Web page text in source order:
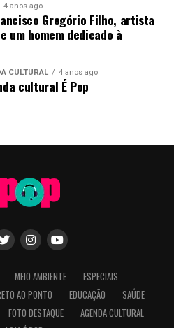
4 anos ago
Gregório Filho, artista
um homem dedicado à
CULTURAL 4 anos ago
cultural É Pop
MEIO AMBIENTE
ESPECIAIS
AO PONTO EDUCAÇÃO
SAÚDE
FOTO DESTAQUE
AGENDA CULTURAL